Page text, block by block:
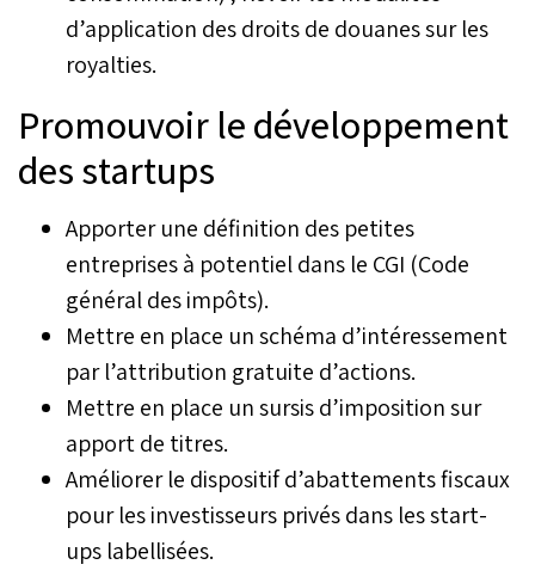
d’application des droits de douanes sur les
royalties.
Promouvoir le développement
des startups
Apporter une définition des petites
entreprises à potentiel dans le CGI (Code
général des impôts).
Mettre en place un schéma d’intéressement
par l’attribution gratuite d’actions.
Mettre en place un sursis d’imposition sur
apport de titres.
Améliorer le dispositif d’abattements fiscaux
pour les investisseurs privés dans les start-
ups labellisées.